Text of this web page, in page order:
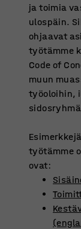
ja toimia
ulospäin.
ohjaavat
työtämme
Code of
muun
työoloihin,
työtämme
ovat: